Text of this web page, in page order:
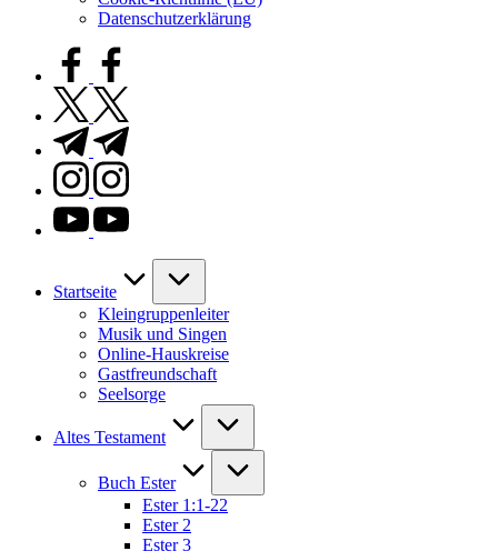
Datenschutzerklärung
facebook.com
twitter.com
t.me
instagram.com
youtube.com
Startseite
Kleingruppenleiter
Musik und Singen
Online-Hauskreise
Gastfreundschaft
Seelsorge
Altes Testament
Buch Ester
Ester 1:1-22
Ester 2
Ester 3